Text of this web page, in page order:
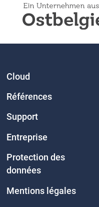
Cloud
Références
Support
Entreprise
Protection des
données
Mentions légales